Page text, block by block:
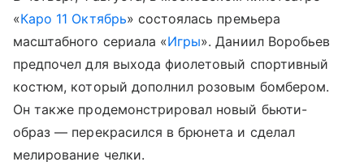
«Каро 11 Октябрь» состоялась премьера
масштабного сериала «Игры». Даниил Воробьев
предпочел для выхода фиолетовый спортивный
костюм, который дополнил розовым бомбером.
Он также продемонстрировал новый бьюти-
образ — перекрасился в брюнета и сделал
мелирование челки.